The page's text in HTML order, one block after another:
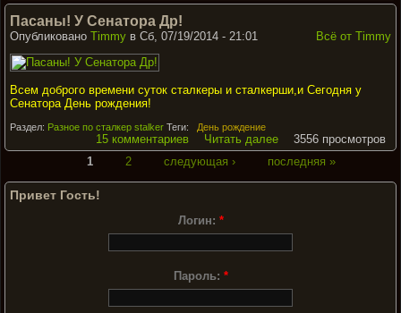
Пасаны! У Сенатора Др!
Всё от Timmy
Опубликовано Timmy в Сб, 07/19/2014 - 21:01
Всем доброго времени суток сталкеры и сталкерши,и Сегодня у
Сенатора День рождения!
Раздел: Разное по сталкер stalker Теги: День рождение
15 комментариев Читать далее
3556 просмотров
1
2 следующая › последняя »
Привет Гость!
Логин: *
Пароль: *